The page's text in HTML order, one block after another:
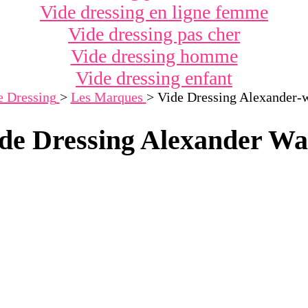
Vide dressing en ligne femme
Vide dressing pas cher
Vide dressing homme
Vide dressing enfant
Dressing > Les Marques > Vide Dressing Alexander-
Dressing Alexander